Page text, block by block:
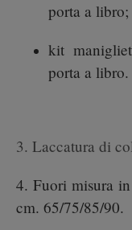
porta a libro;
kit
porta a libro.
3. Laccatura di
4. Fuori misura
cm. 65/75/85/90.